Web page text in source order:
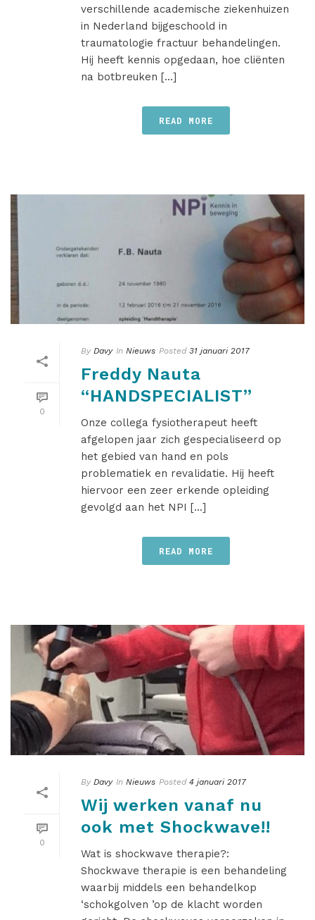
verschillende academische ziekenhuizen
in Nederland bijgeschoold in
traumatologie fractuur behandelingen.
Hij heeft kennis opgedaan, hoe cliënten
na botbreuken [...]
READ MORE
0
By Davy In Nieuws Posted 31 januari 2017
Freddy Nauta
“HANDSPECIALIST”
Onze collega fysiotherapeut heeft
afgelopen jaar zich gespecialiseerd op
het gebied van hand en pols
problematiek en revalidatie. Hij heeft
hiervoor een zeer erkende opleiding
gevolgd aan het NPI [...]
READ MORE
0
By Davy In Nieuws Posted 4 januari 2017
Wij werken vanaf nu
ook met Shockwave!!
Wat is shockwave therapie?:
Shockwave therapie is een behandeling
waarbij middels een behandelkop
‘schokgolven ’op de klacht worden